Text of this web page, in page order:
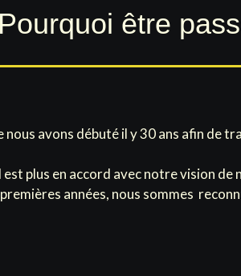
Pourquoi être
nous avons débuté il y 30 ans afin de
est plus en accord avec notre vision de
années, nous sommes